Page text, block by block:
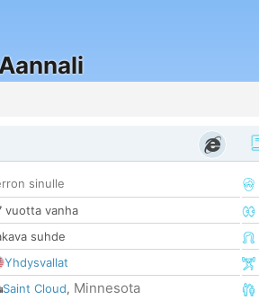
sinulle
vuotta vanha
suhde
Yhdysvallat
Saint Cloud, Minnesota